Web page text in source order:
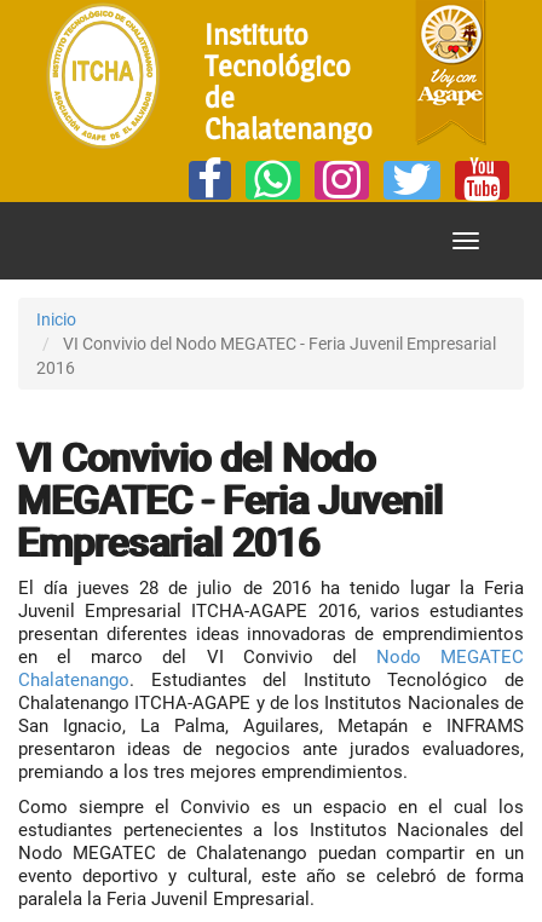
Instituto
Tecnológico
de
Chalatenango
Mostrar
Inicio
VI Convivio del Nodo MEGATEC - Feria Juvenil Empresarial
2016
VI Convivio del Nodo
MEGATEC - Feria Juvenil
Empresarial 2016
El día jueves 28 de julio de 2016 ha tenido lugar la Feria
Juvenil Empresarial ITCHA-AGAPE 2016, varios estudiantes
presentan diferentes ideas innovadoras de emprendimientos
en el marco del VI Convivio del Nodo MEGATEC
Chalatenango. Estudiantes del Instituto Tecnológico de
Chalatenango ITCHA-AGAPE y de los Institutos Nacionales de
San Ignacio, La Palma, Aguilares, Metapán e INFRAMS
presentaron ideas de negocios ante jurados evaluadores,
premiando a los tres mejores emprendimientos.
Como siempre el Convivio es un espacio en el cual los
estudiantes pertenecientes a los Institutos Nacionales del
Nodo MEGATEC de Chalatenango puedan compartir en un
evento deportivo y cultural, este año se celebró de forma
paralela la Feria Juvenil Empresarial.